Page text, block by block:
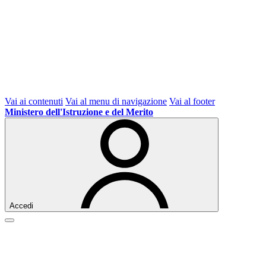
Vai ai contenuti Vai al menu di navigazione Vai al footer
Ministero dell'Istruzione e del Merito
Accedi